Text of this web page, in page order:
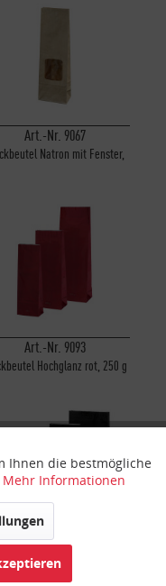
Art.-Nr. 9067
Natron mit Fenster,
Art.-Nr. 9093
Hochglanz rot, 250 g
Art.-Nr. 9101
Hochglanz schwarz,
Aktiv
Inaktiv
Inaktiv
Ihnen die bestmögliche
Mehr Informationen